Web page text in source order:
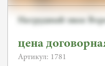
Нагрудный знак
цена
Артикул: 1781